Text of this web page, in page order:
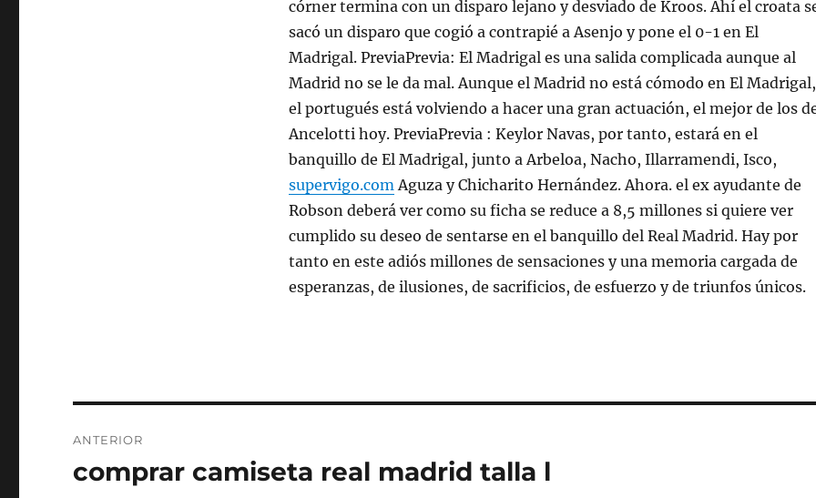
córner termina con un disparo lejano y desviado de Kroos. Ahí el croata
sacó un disparo que cogió a contrapié a Asenjo y pone el 0-1 en El
Madrigal. PreviaPrevia: El Madrigal es una salida complicada aunque al
Madrid no se le da mal. Aunque el Madrid no está cómodo en El Madrigal,
el portugués está volviendo a hacer una gran actuación, el mejor de los
Ancelotti hoy. PreviaPrevia : Keylor Navas, por tanto, estará en el
banquillo de El Madrigal, junto a Arbeloa, Nacho, Illarramendi, Isco,
supervigo.comAguza y Chicharito Hernández. Ahora. el ex ayudante de
Robson deberá ver como su ficha se reduce a 8,5 millones si quiere ver
cumplido su deseo de sentarse en el banquillo del Real Madrid. Hay por
tanto en este adiós millones de sensaciones y una memoria cargada de
esperanzas, de ilusiones, de sacrificios, de esfuerzo y de triunfos únicos.
de
ANTERIOR
Entrada
comprar camiseta real madrid talla l